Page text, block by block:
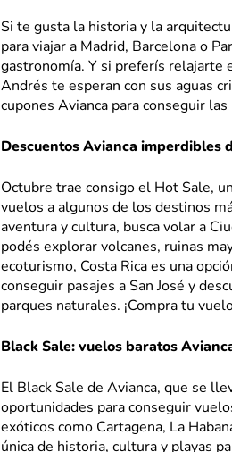
Si te gusta la historia y la
para viajar a Madrid, Barcelona o
gastronomía. Y si preferís relajarte
Andrés te esperan con sus aguas
cupones Avianca para conseguir
Descuentos Avianca imperdibles
Octubre trae consigo el Hot Sale,
vuelos a algunos de los destinos
aventura y cultura, busca volar a
podés explorar volcanes, ruinas
ecoturismo, Costa Rica es una
conseguir pasajes a San José y
parques naturales. ¡Compra tu
Black Sale: vuelos baratos
El Black Sale de Avianca, que se
oportunidades para conseguir
exóticos como Cartagena, La
única de historia, cultura y playas